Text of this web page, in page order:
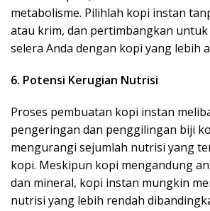
metabolisme. Pilihlah kopi instan
atau krim, dan pertimbangkan untuk
selera Anda dengan kopi yang lebih
6. Potensi Kerugian Nutrisi
Proses pembuatan kopi instan
pengeringan dan penggilingan biji
mengurangi sejumlah nutrisi yang
kopi. Meskipun kopi mengandung
dan mineral, kopi instan mungkin
nutrisi yang lebih rendah